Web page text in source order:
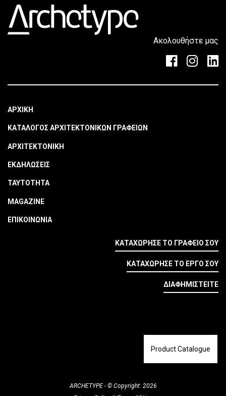
Ακολουθήστε μας
ΑΡΧΙΚΗ
ΚΑΤΑΛΟΓΟΣ ΑΡΧΙΤΕΚΤΟΝΙΚΩΝ ΓΡΑΦΕΙΩΝ
ΑΡΧΙΤΕΚΤΟΝΙΚΗ
ΕΚΔΗΛΩΣΕΙΣ
ΤΑΥΤΟΤΗΤΑ
MAGAZINE
ΕΠΙΚΟΙΝΩΝΙΑ
ΚΑΤΑΧΩΡΗΣΕ ΤΟ ΓΡΑΦΕΙΟ ΣΟΥ
ΚΑΤΑΧΩΡΗΣΕ ΤΟ ΕΡΓΟ ΣΟΥ
ΔΙΑΦΗΜΙΣΤΕΙΤΕ
Product Catalogue
ARCHETYPE - © Copyright: 2026